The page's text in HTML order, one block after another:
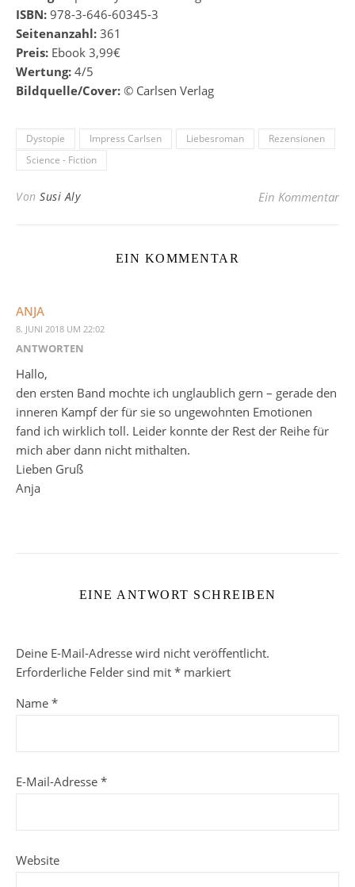
ISBN: 978-3-646-60345-3
Seitenanzahl: 361
Preis: Ebook 3,99€
Wertung: 4/5
Bildquelle/Cover: © Carlsen Verlag
Dystopie Impress Carlsen Liebesroman
Rezensionen
Science - Fiction
Von Susi Aly Ein Kommentar
EIN KOMMENTAR
ANJA
8. JUNI 2018 UM 22:02
ANTWORTEN
Hallo,
den ersten Band mochte ich unglaublich gern – gerade den
inneren Kampf der für sie so ungewohnten Emotionen
fand ich wirklich toll. Leider konnte der Rest der Reihe für
mich aber dann nicht mithalten.
Lieben Gruß
Anja
EINE ANTWORT SCHREIBEN
Deine E-Mail-Adresse wird nicht veröffentlicht.
Erforderliche Felder sind mit * markiert
Name *
E-Mail-Adresse *
Website